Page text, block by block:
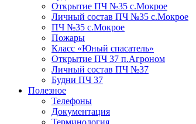
Открытие ПЧ №35 с.Мокрое
Личный состав ПЧ №35 с.Мокрое
ПЧ №35 с.Мокрое
Пожары
Класс «Юный спасатель»
Открытие ПЧ 37 п.Агроном
Личный состав ПЧ №37
Будни ПЧ 37
Полезное
Телефоны
Документация
Терминология